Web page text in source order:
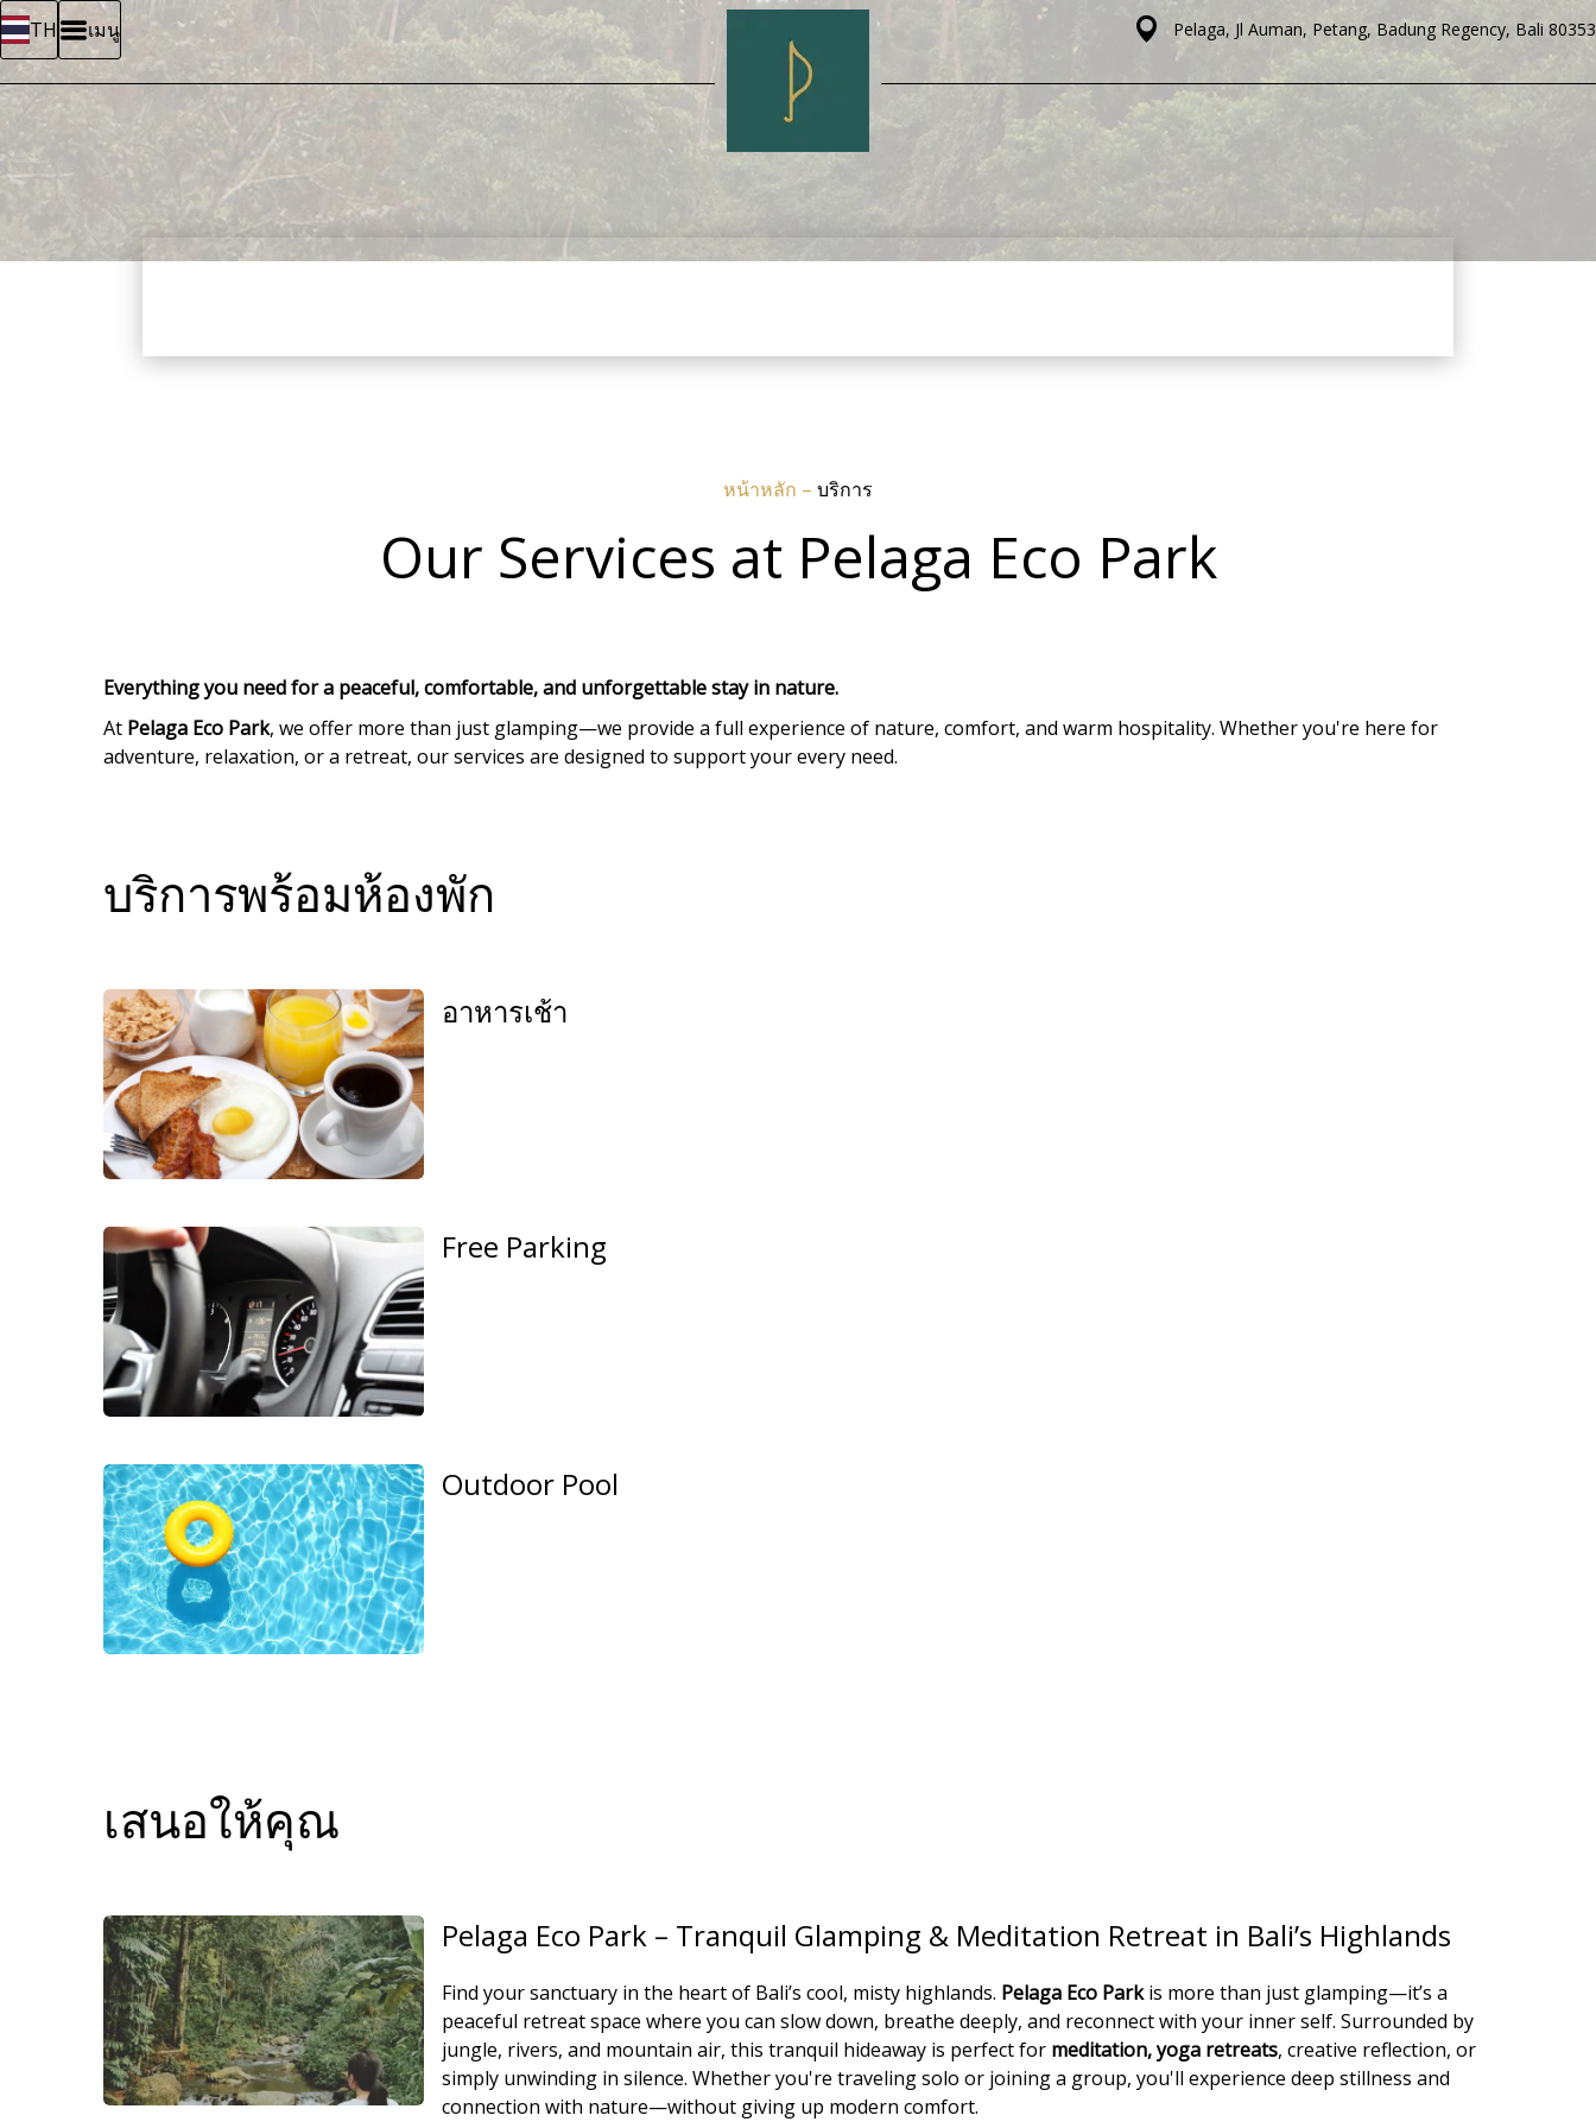
TH เมนู Pelaga, Jl Auman, Petang, Badung Regency, Bali 80353
หน้าหลัก – บริการ
Our Services at Pelaga Eco Park
Everything you need for a peaceful, comfortable, and unforgettable stay in nature.
At Pelaga Eco Park, we offer more than just glamping—we provide a full experience of nature, comfort, and warm hospitality. Whether you're here for
adventure, relaxation, or a retreat, our services are designed to support your every need.
บริการพร้อมห้องพัก
อาหารเช้า
Free Parking
Outdoor Pool
เสนอให้คุณ
Pelaga Eco Park – Tranquil Glamping & Meditation Retreat in Bali’s Highlands
Find your sanctuary in the heart of Bali’s cool, misty highlands. Pelaga Eco Parkis more than just glamping—it’s a
peaceful retreat space where you can slow down, breathe deeply, and reconnect with your inner self. Surrounded by
jungle, rivers, and mountain air, this tranquil hideaway is perfect for meditation, yoga retreats, creative reflection, or
simply unwinding in silence. Whether you're traveling solo or joining a group, you'll experience deep stillness and
connection with nature—without giving up modern comfort.